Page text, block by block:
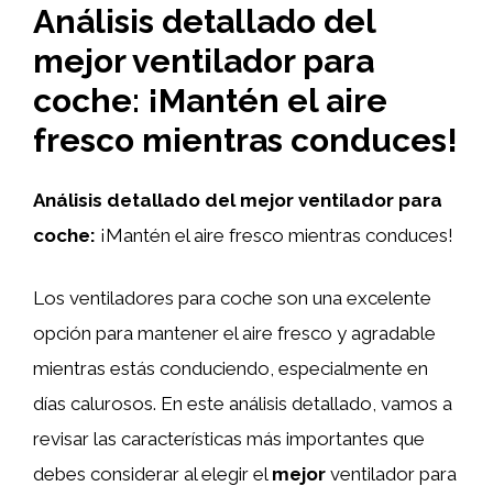
Análisis detallado del
mejor ventilador para
coche: ¡Mantén el aire
fresco mientras conduces!
Análisis detallado del mejor ventilador para
coche: ¡Mantén el aire fresco mientras conduces!
Los ventiladores para coche son una excelente
opción para mantener el aire fresco y agradable
mientras estás conduciendo, especialmente en
días calurosos. En este análisis detallado, vamos a
revisar las características más importantes que
debes considerar al elegir el mejor ventilador para